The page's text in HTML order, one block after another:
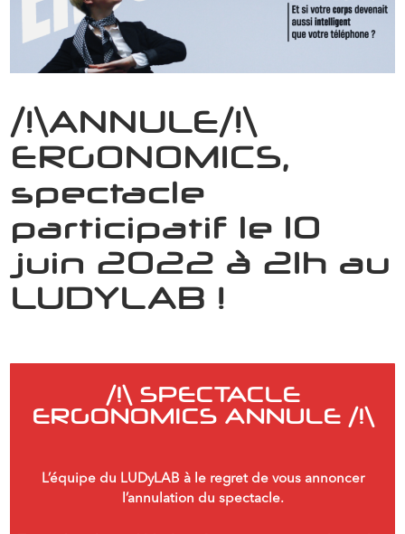
/!\ANNULE/!\
ERGONOMICS,
spectacle
participatif le 10
juin 2022 à 21h au
LUDYLAB !
/!\ SPECTACLE
ERGONOMICS ANNULE /!\
L’équipe du LUDyLAB à le regret de vous annoncer
l’annulation du spectacle.